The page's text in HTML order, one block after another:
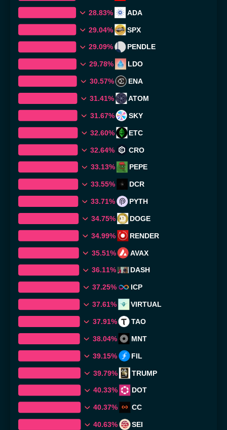
28.83% ADA
29.04% SPX
29.09% PENDLE
29.78% LDO
30.57% ENA
31.41% ATOM
31.67% SKY
32.60% ETC
32.64% CRO
33.13% PEPE
33.55% DCR
33.71% PYTH
34.75% DOGE
34.99% RENDER
35.51% AVAX
36.11% DASH
37.25% ICP
37.61% VIRTUAL
37.91% TAO
38.04% MNT
39.15% FIL
39.79% TRUMP
40.33% DOT
40.37% CC
40.63% SEI